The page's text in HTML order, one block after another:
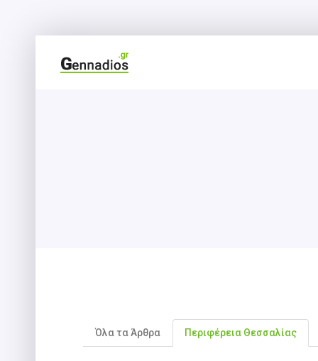
Όλα τα Άρθρα Περιφέρεια Θεσσαλίας